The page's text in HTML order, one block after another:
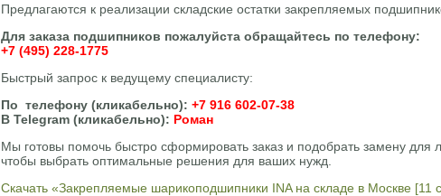
Предлагаются к реализации складские остатки закрепляемых
Для заказа подшипников пожалуйста обращайтесь по телефону:
+7 (495) 228-1775
Быстрый запрос к ведущему специалисту:
По телефону (кликабельно): +7 916 602-07-38
В Telegram (кликабельно): Роман
Мы готовы помочь быстро сформировать заказ и подобрать замену для
чтобы выбрать оптимальные решения для ваших нужд.
Скачать «Закрепляемые шарикоподшипники INA на складе в Москве [11